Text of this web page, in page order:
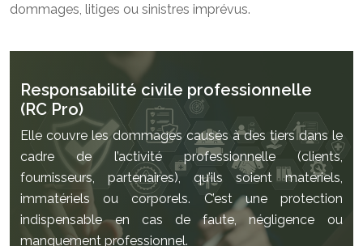
dommages, litiges ou sinistres imprévus.
Responsabilité civile professionnelle
(RC Pro)
Elle couvre les dommages causés à des tiers dans le
cadre de l’activité professionnelle (clients,
fournisseurs, partenaires), qu’ils soient matériels,
immatériels ou corporels. C’est une protection
indispensable en cas de faute, négligence ou
manquement professionnel.